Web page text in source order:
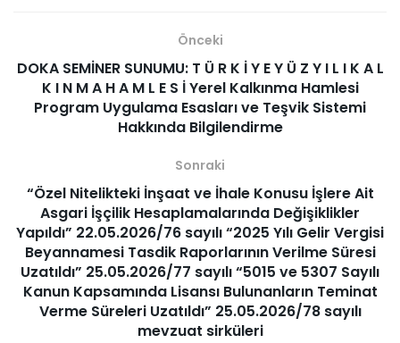
Önceki
DOKA SEMİNER SUNUMU: T Ü R K İ Y E Y Ü Z Y I L I K A L
K I N M A H A M L E S İ Yerel Kalkınma Hamlesi
Program Uygulama Esasları ve Teşvik Sistemi
Hakkında Bilgilendirme
Sonraki
“Özel Nitelikteki İnşaat ve İhale Konusu İşlere Ait
Asgari İşçilik Hesaplamalarında Değişiklikler
Yapıldı” 22.05.2026/76 sayılı “2025 Yılı Gelir Vergisi
Beyannamesi Tasdik Raporlarının Verilme Süresi
Uzatıldı” 25.05.2026/77 sayılı “5015 ve 5307 Sayılı
Kanun Kapsamında Lisansı Bulunanların Teminat
Verme Süreleri Uzatıldı” 25.05.2026/78 sayılı
mevzuat sirküleri